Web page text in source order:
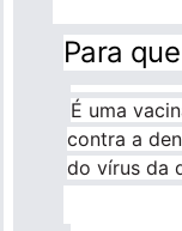
Para
É uma
contra a
do vírus da